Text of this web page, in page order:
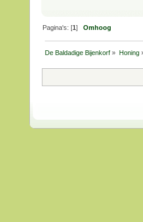
Pagina's: [1]Omhoog
De Baldadige Bijenkorf » Honing